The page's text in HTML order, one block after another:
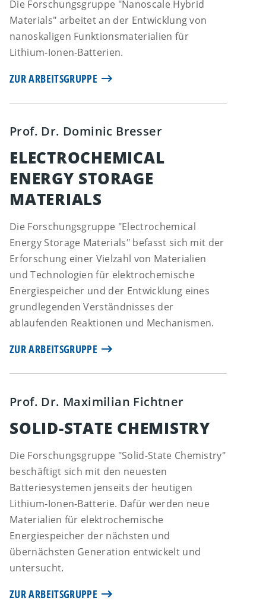
Die Forschungsgruppe "Nanoscale Hybrid
Materials" arbeitet an der Entwicklung von
nanoskaligen Funktionsmaterialien für
Lithium-Ionen-Batterien.
ZUR ARBEITSGRUPPE
Prof. Dr. Dominic Bresser
ELECTROCHEMICAL
ENERGY STORAGE
MATERIALS
Die Forschungsgruppe "Electrochemical
Energy Storage Materials" befasst sich mit der
Erforschung einer Vielzahl von Materialien
und Technologien für elektrochemische
Energiespeicher und der Entwicklung eines
grundlegenden Verständnisses der
ablaufenden Reaktionen und Mechanismen.
ZUR ARBEITSGRUPPE
Prof. Dr. Maximilian Fichtner
SOLID-STATE CHEMISTRY
Die Forschungsgruppe "Solid-State Chemistry"
beschäftigt sich mit den neuesten
Batteriesystemen jenseits der heutigen
Lithium-Ionen-Batterie. Dafür werden neue
Materialien für elektrochemische
Energiespeicher der nächsten und
übernächsten Generation entwickelt und
untersucht.
ZUR ARBEITSGRUPPE